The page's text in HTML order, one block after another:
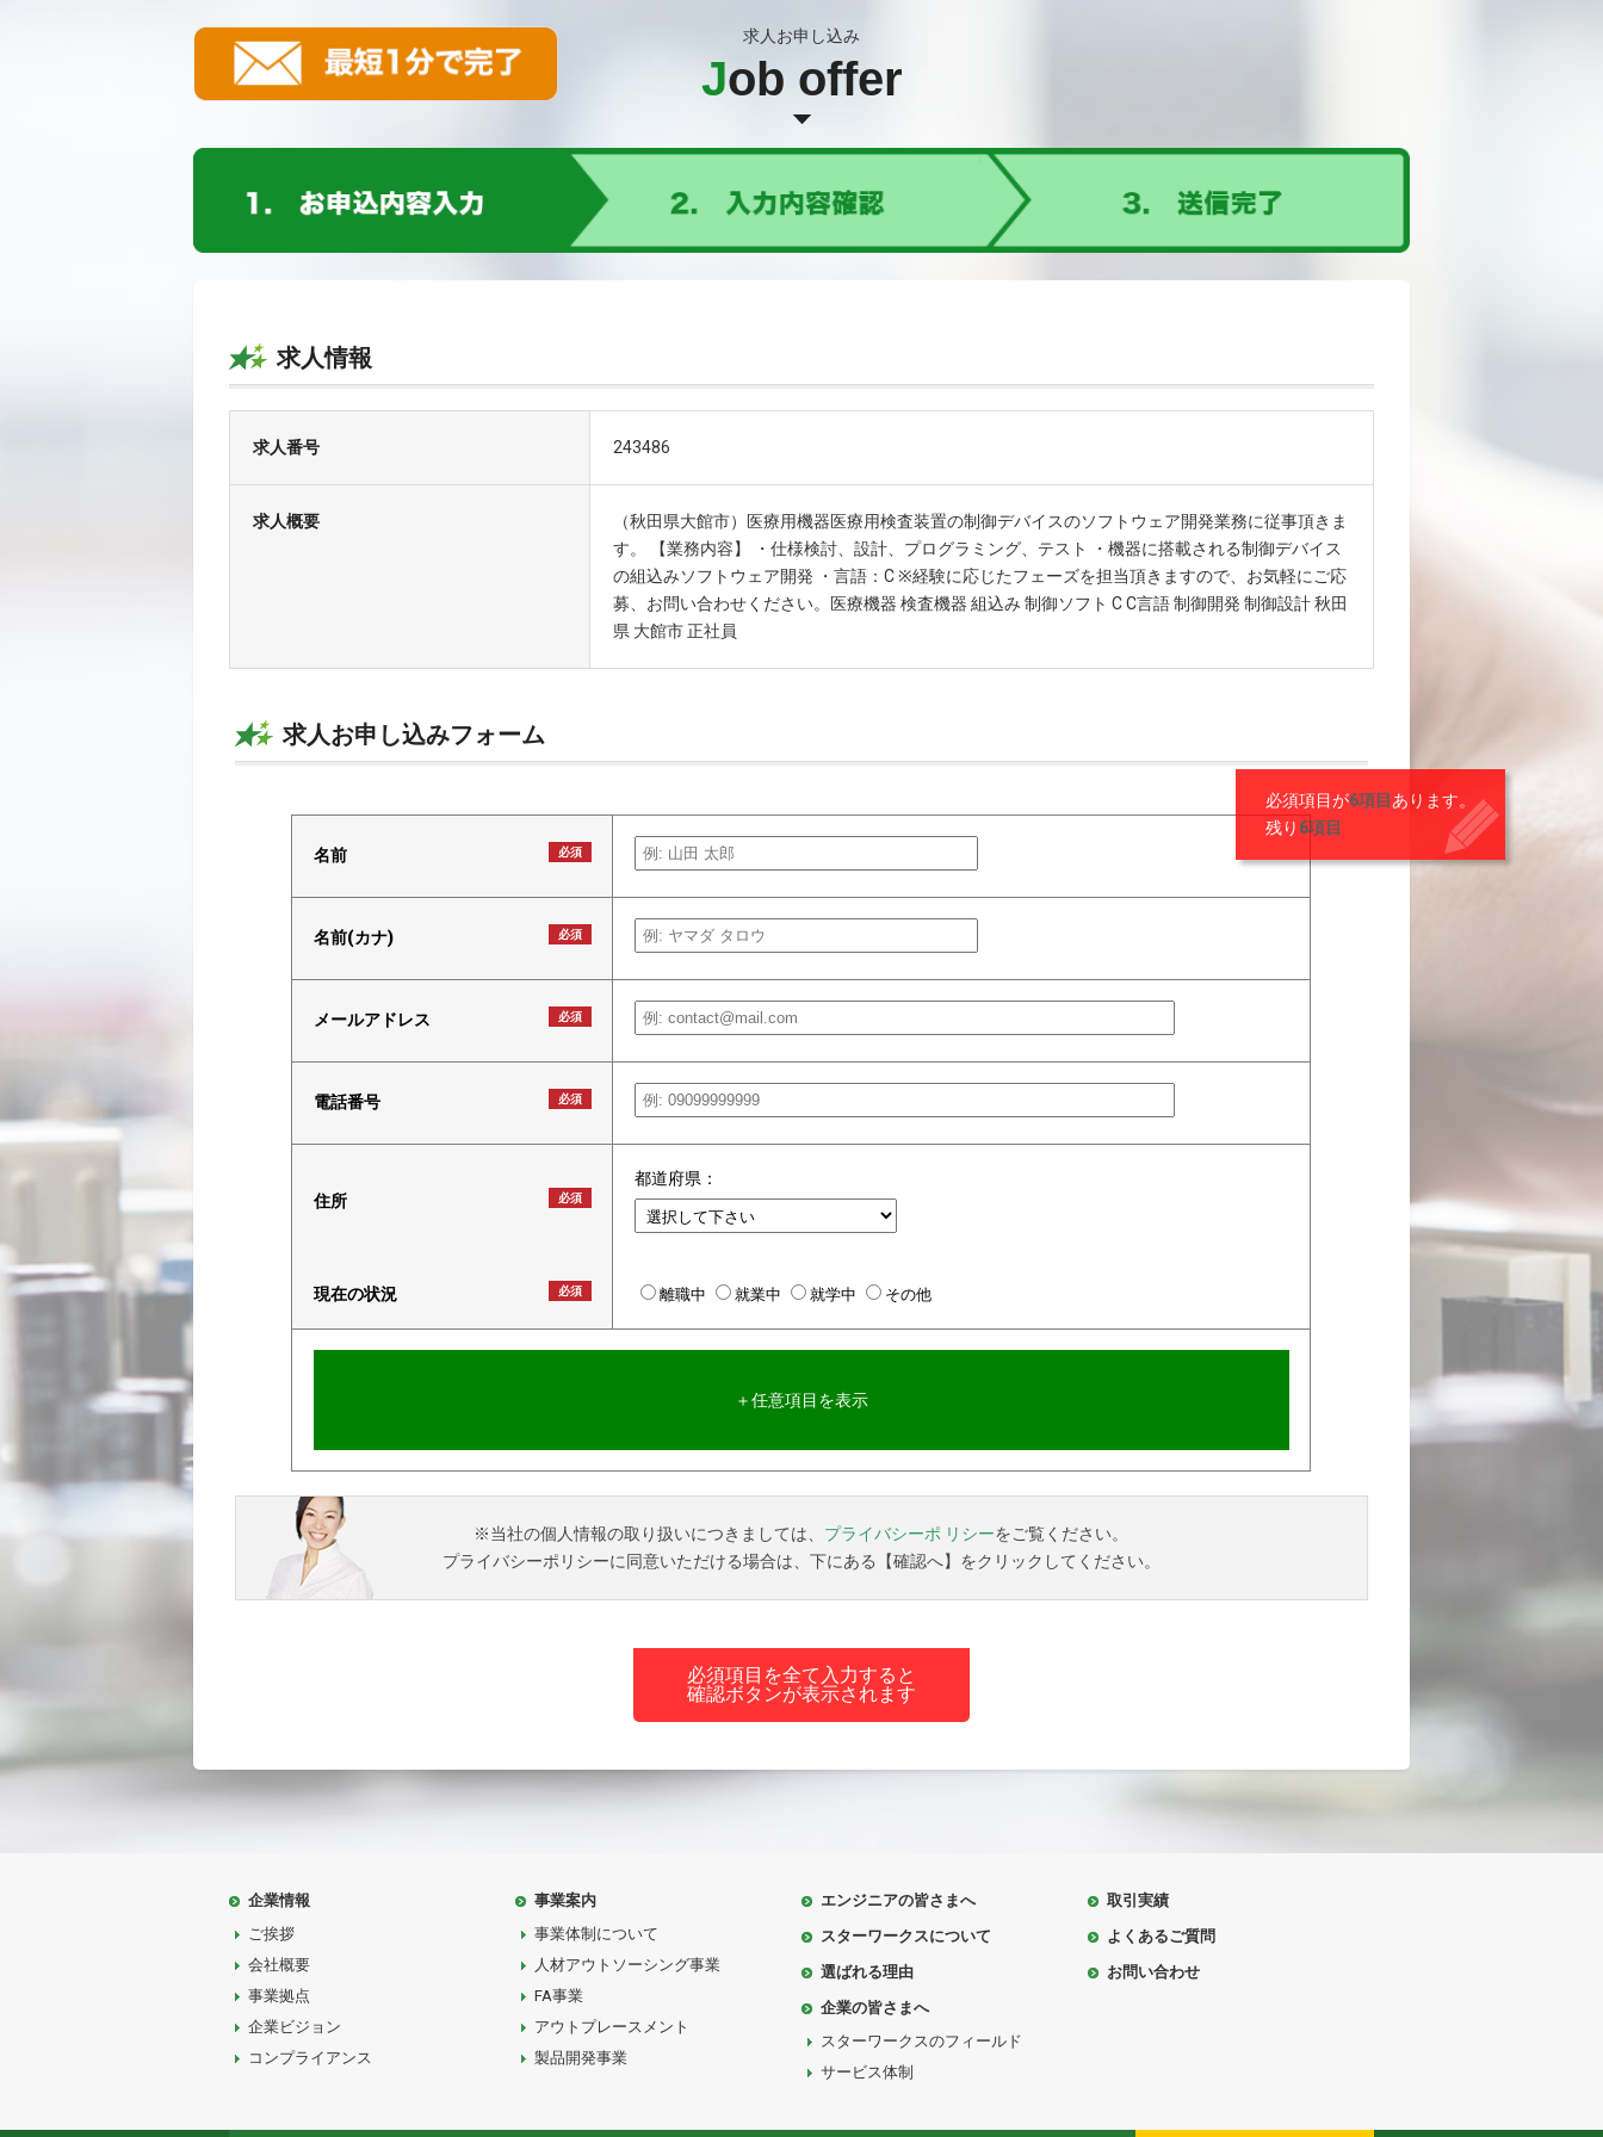
求人お申し込み
Job offer
求人情報
求人番号 243486
求人概要
（秋田県大館市）医療用機器医療用検査装置の制御デバイスのソフトウェア開発業務に従事頂きま
す。 【業務内容】 ・仕様検討、設計、プログラミング、テスト ・機器に搭載される制御デバイス
の組込みソフトウェア開発 ・言語：C ※経験に応じたフェーズを担当頂きますので、お気軽にご応
募、お問い合わせください。医療機器 検査機器 組込み 制御ソフト C C言語 制御開発 制御設計 秋田
県 大館市 正社員
求人お申し込みフォーム
必須項目が6項目 あります。
残り 6項目
名前 必須
名前(カナ) 必須
メールアドレス 必須
電話番号 必須
住所 必須
都道府県：
現在の状況 必須 離職中 就業中 就学中 その他
＋任意項目を表示
※当社の個人情報の取り扱いにつきましては、 プライバシーポ リシーをご覧ください。
プライバシーポリシーに同意いただける場合は、下にある【確認へ】をクリックしてください。
必須項目を全て入力すると
確認ボタンが表示されます
企業情報
ご挨拶
会社概要
事業拠点
企業ビジョン
コンプライアンス
事業案内
事業体制について
人材アウトソーシング事業
FA事業
アウトプレースメント
製品開発事業
エンジニアの皆さまへ
スターワークスについて
選ばれる理由
企業の皆さまへ
スターワークスのフィールド
サービス体制
取引実績
よくあるご質問
お問い合わせ